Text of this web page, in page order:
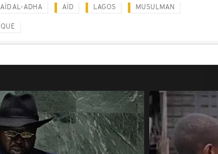
AÏD AL-ADHA AÏD LAGOS MUSULMAN